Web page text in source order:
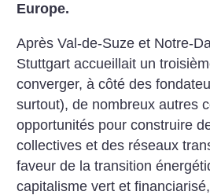
Europe.
Après Val-de-Suze et Notre-
Stuttgart accueillait un
converger, à côté des
surtout), de nombreux autres
opportunités pour construire
collectives et des réseaux
faveur de la transition
capitalisme vert et